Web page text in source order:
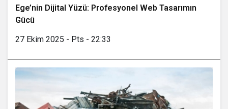
Ege’nin Dijital Yüzü: Profesyonel Web Tasarımın
Gücü
27 Ekim 2025 - Pts - 22:33